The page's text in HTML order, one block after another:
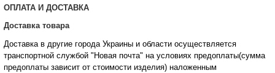
ОПЛАТА И ДОСТАВКА
Доставка товара
Доставка в другие города Украины и области осуществляется
транспортной службой "Новая почта" на условиях предоплаты(сумма
предоплаты зависит от стоимости изделия) наложенным